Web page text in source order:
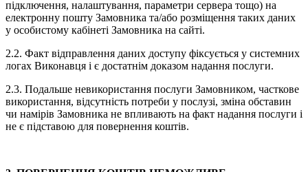
підключення, налаштування, параметри сервера тощо) на
електронну пошту Замовника та/або розміщення таких даних
у особистому кабінеті Замовника на сайті.
2.2. Факт відправлення даних доступу фіксується у системних
логах Виконавця і є достатнім доказом надання послуги.
2.3. Подальше невикористання послуги Замовником, часткове
використання, відсутність потреби у послузі, зміна обставин
чи намірів Замовника не впливають на факт надання послуги і
не є підставою для повернення коштів.